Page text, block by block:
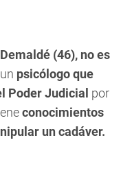
(46), no es
psicólogo que
Poder Judicial por
conocimientos
un cadáver.